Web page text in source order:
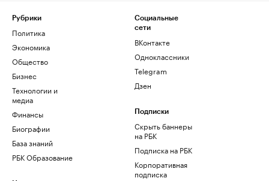
Рубрики
Политика
Экономика
Общество
Бизнес
Технологии и
медиа
Финансы
Биографии
База знаний
РБК Образование
Социальные
сети
ВКонтакте
Одноклассники
Telegram
Дзен
Подписки
Скрыть баннеры
на РБК
Подписка на РБК
Корпоративная
подписка